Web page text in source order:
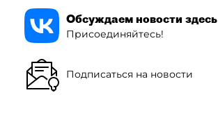
Обсуждаем новости здесь
Присоединяйтесь!
Подписаться на новости